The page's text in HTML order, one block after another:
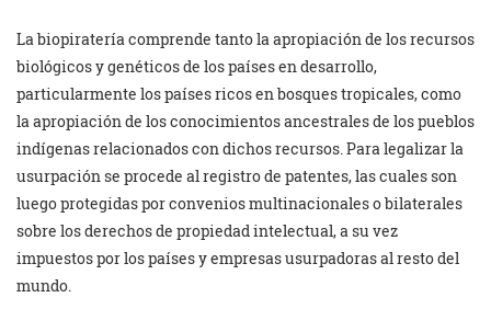
La biopiratería comprende tanto la apropiación de los recursos
biológicos y genéticos de los países en desarrollo,
particularmente los países ricos en bosques tropicales, como
la apropiación de los conocimientos ancestrales de los pueblos
indígenas relacionados con dichos recursos. Para legalizar la
usurpación se procede al registro de patentes, las cuales son
luego protegidas por convenios multinacionales o bilaterales
sobre los derechos de propiedad intelectual, a su vez
impuestos por los países y empresas usurpadoras al resto del
mundo.